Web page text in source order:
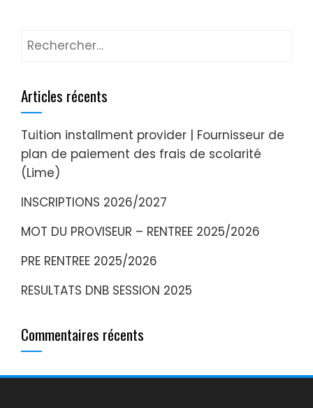
Articles récents
Tuition installment provider | Fournisseur de
plan de paiement des frais de scolarité
(Lime)
INSCRIPTIONS 2026/2027
MOT DU PROVISEUR – RENTREE 2025/2026
PRE RENTREE 2025/2026
RESULTATS DNB SESSION 2025
Commentaires récents